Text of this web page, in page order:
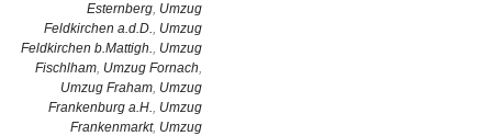
Esternberg, Umzug
Feldkirchen a.d.D., Umzug
Feldkirchen b.Mattigh., Umzug
Fischlham, Umzug Fornach,
Umzug Fraham, Umzug
Frankenburg a.H., Umzug
Frankenmarkt, Umzug